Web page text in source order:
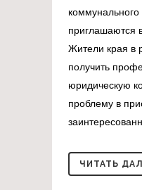
коммунального
приглашаются
Жители края в
получить
юридическую
проблему в
ЧИТАТЬ